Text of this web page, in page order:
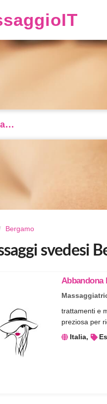
Bergamo
svedesi
Abbandona
trattamenti e
preziosa per
Italia